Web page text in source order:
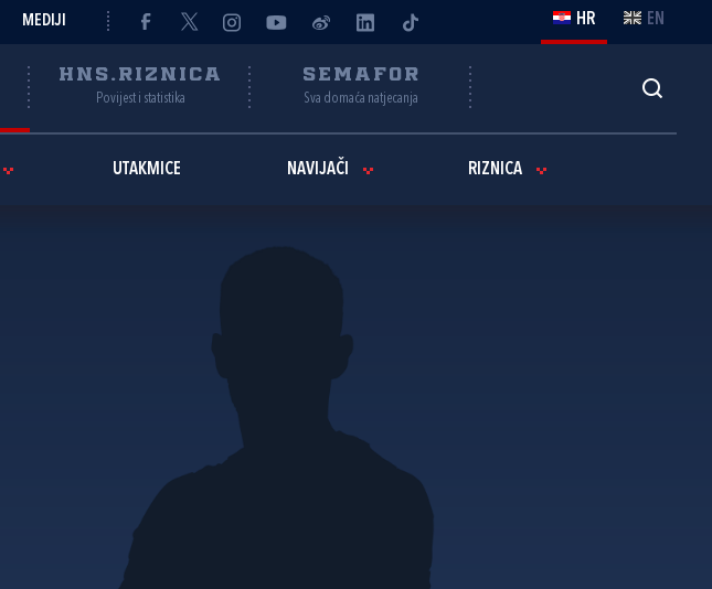
MEDIJI HR EN
HNS.RIZNICA
Povijest i statistika
SEMAFOR
Sva domaća natjecanja
UTAKMICE NAVIJAČI RIZNICA